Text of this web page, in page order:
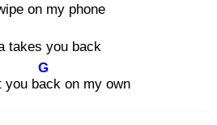
on my phone
takes you back
you bac
G
k on my own